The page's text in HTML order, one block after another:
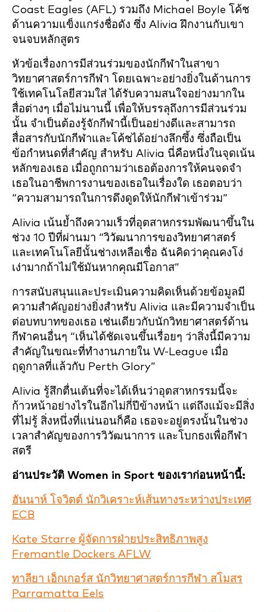
Coast Eagles (AFL) รวมถึง Michael Boyle โค้ช
ด้านความแข็งแกร่งชื่อดัง ซึ่ง Alivia ฝึกงานกับเขา
จนจบหลักสูตร
หัวข้อเรื่องการมีส่วนร่วมของนักกีฬาในสาขา
วิทยาศาสตร์การกีฬา โดยเฉพาะอย่างยิ่งในด้านการ
ใช้เทคโนโลยีสวมใส่ ได้รับความสนใจอย่างมากใน
สื่อต่างๆ เมื่อไม่นานนี้ เพื่อให้บรรลุถึงการมีส่วนร่วม
นั้น จำเป็นต้องรู้จักกีฬานี้เป็นอย่างดีและสามารถ
สื่อสารกับนักกีฬาและโค้ชได้อย่างลึกซึ้ง ซึ่งถือเป็น
ข้อกำหนดที่สำคัญ สำหรับ Alivia นี่คือหนึ่งในจุดเน้น
หลักของเธอ เมื่อถูกถามว่าเธอต้องการให้คนจดจำ
เธอในอาชีพการงานของเธอในเรื่องใด เธอตอบว่า
“ความสามารถในการดึงดูดให้นักกีฬาเข้าร่วม”
Alivia เน้นย้ำถึงความเร็วที่อุตสาหกรรมพัฒนาขึ้นใน
ช่วง 10 ปีที่ผ่านมา “วิวัฒนาการของวิทยาศาสตร์
และเทคโนโลยีนั้นช่างเหลือเชื่อ ฉันคิดว่าคุณคงโง่
เง่ามากถ้าไม่ใช้มันหากคุณมีโอกาส”
การสนับสนุนและประเมินความคิดเห็นด้วยข้อมูลมี
ความสำคัญอย่างยิ่งสำหรับ Alivia และมีความจำเป็น
ต่อบทบาทของเธอ เช่นเดียวกับนักวิทยาศาสตร์ด้าน
กีฬาคนอื่นๆ “เห็นได้ชัดเจนขึ้นเรื่อยๆ ว่าสิ่งนี้มีความ
สำคัญในขณะที่ทำงานภายใน W-League เมื่อ
ฤดูกาลที่แล้วกับ Perth Glory”
Alivia รู้สึกตื่นเต้นที่จะได้เห็นว่าอุตสาหกรรมนี้จะ
ก้าวหน้าอย่างไรในอีกไม่กี่ปีข้างหน้า แต่ถึงแม้จะมีสิ่ง
ที่ไม่รู้ สิ่งหนึ่งที่แน่นอนก็คือ เธอจะอยู่ตรงนั้นในช่วง
เวลาสำคัญของการวิวัฒนาการ และโบกธงเพื่อกีฬา
สตรี
อ่านประวัติ Women in Sport ของเราก่อนหน้านี้:
ฮันนาห์ โจวิตต์ นักวิเคราะห์เส้นทางระหว่างประเทศ
ECB
Kate Starre ผู้จัดการฝ่ายประสิทธิภาพสูง
Fremantle Dockers AFLW
ทาลียา เอ็กเกอร์ส นักวิทยาศาสตร์การกีฬา สโมสร
Parramatta Eels